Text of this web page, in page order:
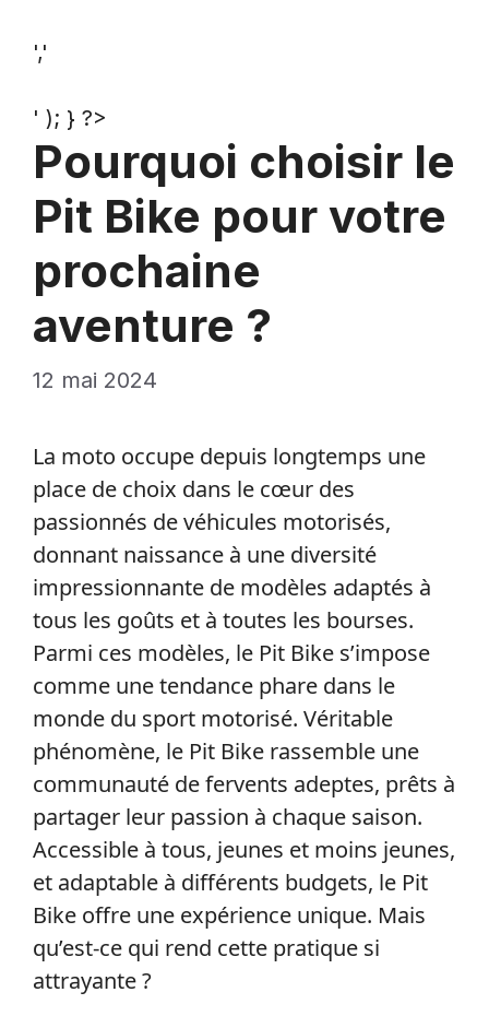
','
' ); } ?>
Pourquoi choisir le
Pit Bike pour votre
prochaine
aventure ?
12 mai 2024
La moto occupe depuis longtemps une
place de choix dans le cœur des
passionnés de véhicules motorisés,
donnant naissance à une diversité
impressionnante de modèles adaptés à
tous les goûts et à toutes les bourses.
Parmi ces modèles, le Pit Bike s’impose
comme une tendance phare dans le
monde du sport motorisé. Véritable
phénomène, le Pit Bike rassemble une
communauté de fervents adeptes, prêts à
partager leur passion à chaque saison.
Accessible à tous, jeunes et moins jeunes,
et adaptable à différents budgets, le Pit
Bike offre une expérience unique. Mais
qu’est-ce qui rend cette pratique si
attrayante ?